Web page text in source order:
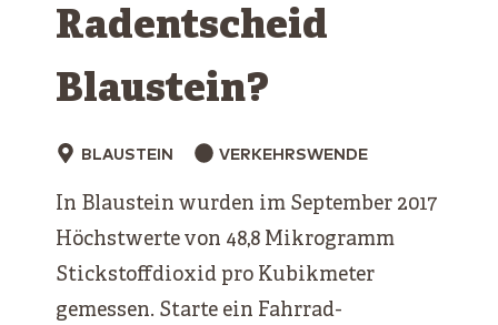
Radentscheid
Blaustein?
BLAUSTEIN VERKEHRSWENDE
In Blaustein wurden im September 2017
Höchstwerte von 48,8 Mikrogramm
Stickstoffdioxid pro Kubikmeter
gemessen. Starte ein Fahrrad-